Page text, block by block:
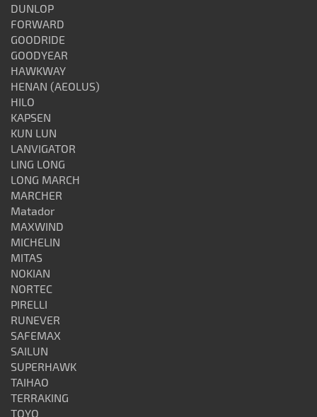
DUNLOP
FORWARD
GOODRIDE
GOODYEAR
HAWKWAY
HENAN (AEOLUS)
HILO
KAPSEN
KUN LUN
LANVIGATOR
LING LONG
LONG MARCH
MARCHER
Matador
MAXWIND
MICHELIN
MITAS
NOKIAN
NORTEC
PIRELLI
RUNEVER
SAFEMAX
SAILUN
SUPERHAWK
TAIHAO
TERRAKING
TOYO